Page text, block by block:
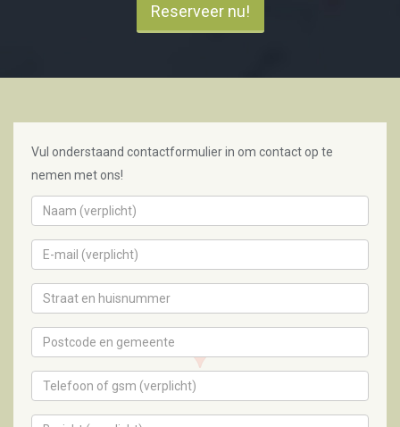
Reserveer nu!
Vul onderstaand contactformulier in om contact op te
nemen met ons!